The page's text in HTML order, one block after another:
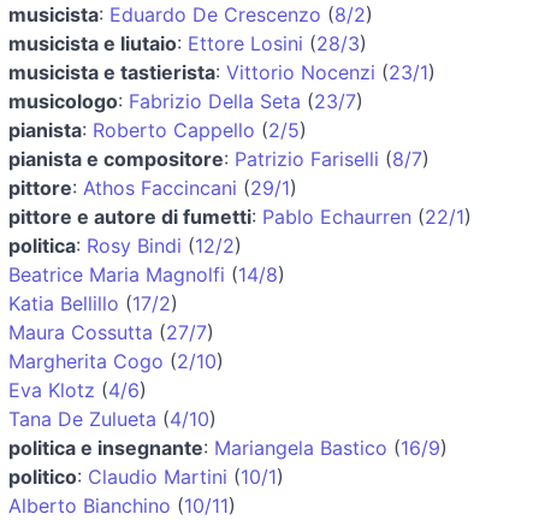
musicista: Eduardo De Crescenzo (8/2)
musicista e liutaio: Ettore Losini (28/3)
musicista e tastierista: Vittorio Nocenzi (23/1)
musicologo: Fabrizio Della Seta (23/7)
pianista: Roberto Cappello (2/5)
pianista e compositore: Patrizio Fariselli (8/7)
pittore: Athos Faccincani (29/1)
pittore e autore di fumetti: Pablo Echaurren (22/1)
politica: Rosy Bindi (12/2)
Beatrice Maria Magnolfi (14/8)
Katia Bellillo (17/2)
Maura Cossutta (27/7)
Margherita Cogo (2/10)
Eva Klotz (4/6)
Tana De Zulueta (4/10)
politica e insegnante: Mariangela Bastico (16/9)
politico: Claudio Martini (10/1)
Alberto Bianchino (10/11)